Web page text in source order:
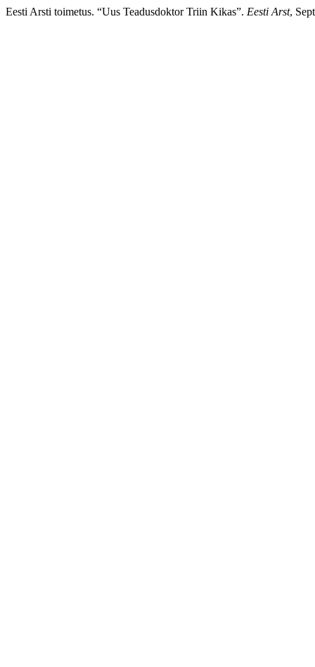
Eesti Arsti toimetus. “Uus Teadusdoktor Triin Kikas”. Eesti Arst,